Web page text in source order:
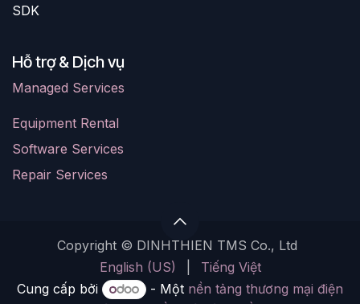
SDK
Hỗ trợ & Dịch vụ
Managed Services
Equipment Rental
Software Services
Repair Services
Copyright © DINHTHIEN TMS Co., Ltd
English (US)
Tiếng Việt
Cung cấp bởi
- Một nền tảng thương mại điện